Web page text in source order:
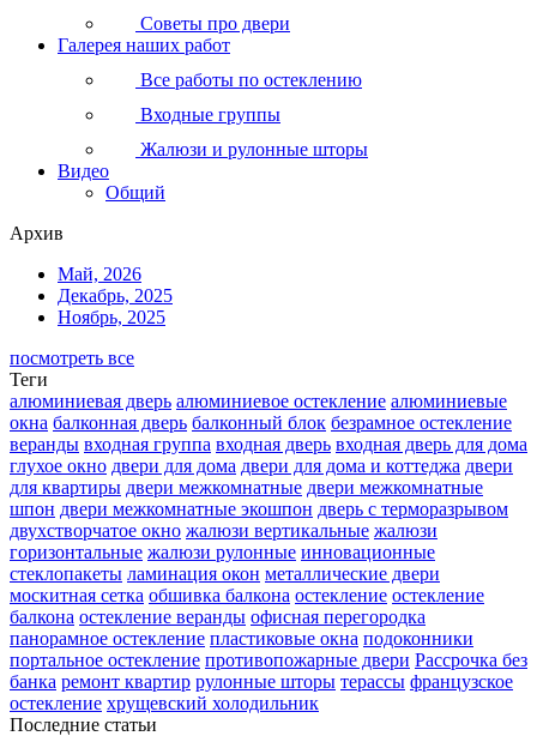
Советы про двери
Галерея наших работ
Все работы по остеклению
Входные группы
Жалюзи и рулонные шторы
Видео
Общий
Архив
Май, 2026
Декабрь, 2025
Ноябрь, 2025
посмотреть все
Теги
алюминиевая дверь алюминиевое остекление алюминиевые
окна балконная дверь балконный блок безрамное остекление
веранды входная группа входная дверь входная дверь для дома
глухое окно двери для дома двери для дома и коттеджа двери
для квартиры двери межкомнатные двери межкомнатные
шпон двери межкомнатные экошпон дверь с терморазрывом
двухстворчатое окно жалюзи вертикальные жалюзи
горизонтальные жалюзи рулонные инновационные
стеклопакеты ламинация окон металлические двери
москитная сетка обшивка балкона остекление остекление
балкона остекление веранды офисная перегородка
панорамное остекление пластиковые окна подоконники
портальное остекление противопожарные двери Рассрочка без
банка ремонт квартир рулонные шторы терассы французское
остекление хрущевский холодильник
Последние статьи